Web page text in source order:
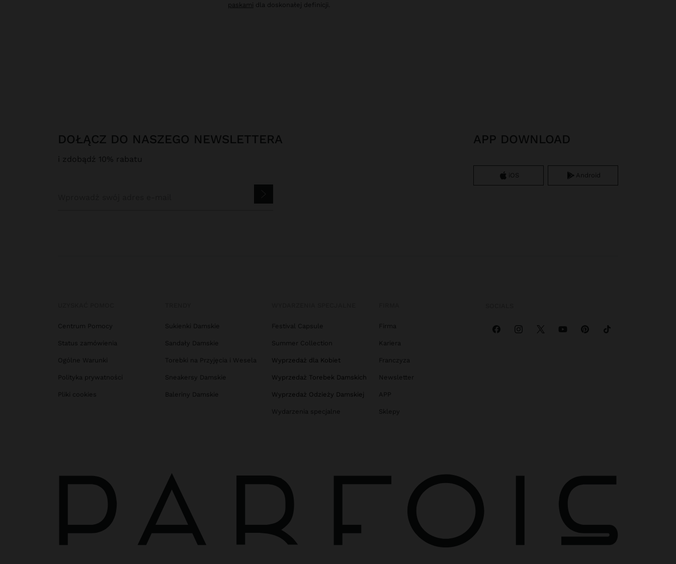
paskami dla doskonałej definicji.
DOŁĄCZ DO NASZEGO NEWSLETTERA
i zdobądź 10% rabatu
APP DOWNLOAD
iOS Android
Centrum Pomocy
Status zamówienia
Ogólne Warunki
Polityka prywatności
Pliki cookies
Sukienki Damskie
Sandały Damskie
Torebki na Przyjęcia i Wesela
Sneakersy Damskie
Baleriny Damskie
Festival Capsule
Summer Collection
Wyprzedaż dla Kobiet
Wyprzedaż Torebek Damskich
Wyprzedaż Odzieży Damskiej
Wydarzenia specjalne
Firma
Kariera
Franczyza
Newsletter
APP
Sklepy